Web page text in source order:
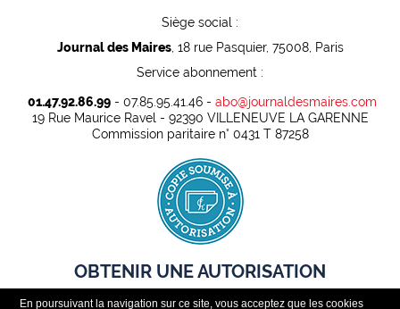
En poursuivant la navigation sur ce site, vous acceptez que les cookies
Siège social :
Journal des Maires, 18 rue Pasquier, 75008, Paris
Service abonnement :
01.47.92.86.99- 07.85.95.41.46 - abo@journaldesmaires.com
19 Rue Maurice Ravel - 92390 VILLENEUVE LA GARENNE
Commission paritaire n° 0431 T 87258
OBTENIR UNE AUTORISATION